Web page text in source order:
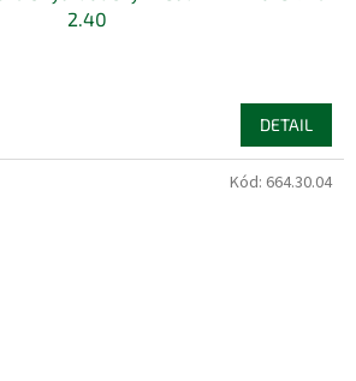
2.40
DETAIL
Kód: 664.30.04